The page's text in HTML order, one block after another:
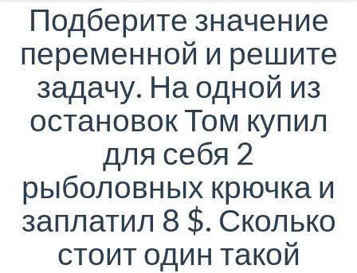
Подберите значение
переменной и решите
задачу. На одной из
остановок Том купил
для себя 2
рыболовных крючка и
заплатил 8 $. Сколько
стоит один такой